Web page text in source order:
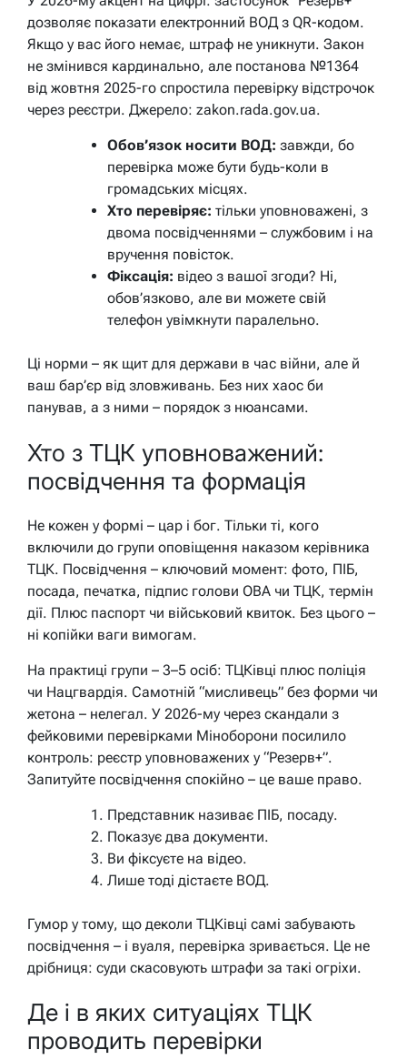
дозволяє показати електронний ВОД з QR-кодом.
Якщо у вас його немає, штраф не уникнути. Закон
не змінився кардинально, але постанова №1364
від жовтня 2025-го спростила перевірку відстрочок
через реєстри. Джерело: zakon.rada.gov.ua.
Обов’язок носити ВОД: завжди, бо
перевірка може бути будь-коли в
громадських місцях.
Хто перевіряє: тільки уповноважені, з
двома посвідченнями – службовим і на
вручення повісток.
Фіксація: відео з вашої згоди? Ні,
обов’язково, але ви можете свій
телефон увімкнути паралельно.
Ці норми – як щит для держави в час війни, але й
ваш бар’єр від зловживань. Без них хаос би
панував, а з ними – порядок з нюансами.
Хто з ТЦК уповноважений:
посвідчення та формація
Не кожен у формі – цар і бог. Тільки ті, кого
включили до групи оповіщення наказом керівника
ТЦК. Посвідчення – ключовий момент: фото, ПІБ,
посада, печатка, підпис голови ОВА чи ТЦК, термін
дії. Плюс паспорт чи військовий квиток. Без цього –
ні копійки ваги вимогам.
На практиці групи – 3–5 осіб: ТЦКівці плюс поліція
чи Нацгвардія. Самотній “мисливець” без форми чи
жетона – нелегал. У 2026-му через скандали з
фейковими перевірками Міноборони посилило
контроль: реєстр уповноважених у “Резерв+”.
Запитуйте посвідчення спокійно – це ваше право.
Представник називає ПІБ, посаду.
Показує два документи.
Ви фіксуєте на відео.
Лише тоді дістаєте ВОД.
Гумор у тому, що деколи ТЦКівці самі забувають
посвідчення – і вуаля, перевірка зривається. Це не
дрібниця: суди скасовують штрафи за такі огріхи.
Де і в яких ситуаціях ТЦК
проводить перевірки